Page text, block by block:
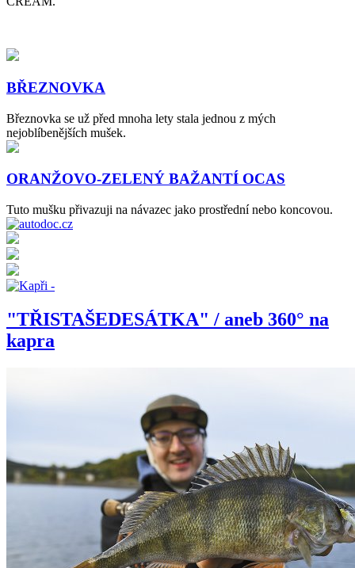
BŘEZNOVKA
Březnovka se už před mnoha lety stala jednou z mých
nejoblíbenějších mušek.
ORANŽOVO-ZELENÝ BAŽANTÍ OCAS
Tuto mušku přivazuji na návazec jako prostřední nebo koncovou.
"TŘISTAŠEDESÁTKA" / aneb 360° na
kapra